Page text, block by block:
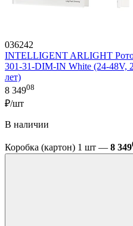
036242
INTELLIGENT ARLIGHT
301-31-DIM-IN White (24-48V,
лет)
8 34908
₽/шт
В наличии
Коробка (картон) 1 шт — 8 349